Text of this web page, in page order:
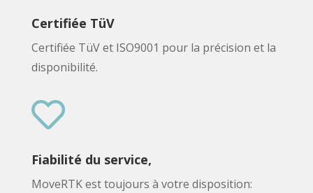
Certifiée TüV
Certifiée TüV et ISO9001 pour la précision et la
disponibilité.

Fiabilité du service,
MoveRTK est toujours à votre disposition: